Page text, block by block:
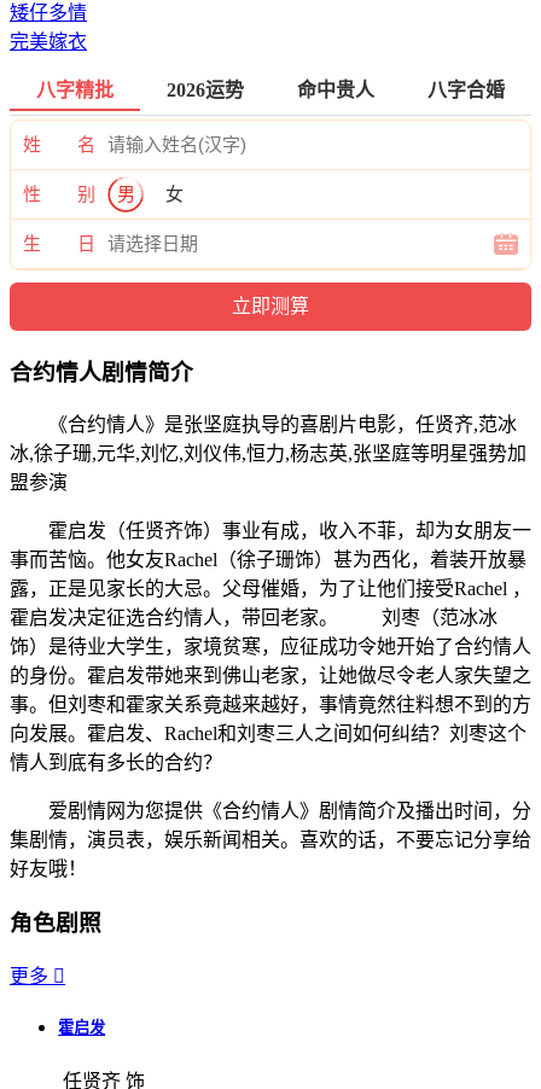
矮仔多情
完美嫁衣
八字精批 2026运势 命中贵人 八字合婚
姓 名
性 别 男 女
生 日
合约情人剧情简介
《合约情人》是张坚庭执导的喜剧片电影，任贤齐,范冰
冰,徐子珊,元华,刘忆,刘仪伟,恒力,杨志英,张坚庭等明星强势加
盟参演
霍启发（任贤齐饰）事业有成，收入不菲，却为女朋友一
事而苦恼。他女友Rachel（徐子珊饰）甚为西化，着装开放暴
露，正是见家长的大忌。父母催婚，为了让他们接受Rachel ，
霍启发决定征选合约情人，带回老家。 刘枣（范冰冰
饰）是待业大学生，家境贫寒，应征成功令她开始了合约情人
的身份。霍启发带她来到佛山老家，让她做尽令老人家失望之
事。但刘枣和霍家关系竟越来越好，事情竟然往料想不到的方
向发展。霍启发、Rachel和刘枣三人之间如何纠结？刘枣这个
情人到底有多长的合约？
爱剧情网为您提供《合约情人》剧情简介及播出时间，分
集剧情，演员表，娱乐新闻相关。喜欢的话，不要忘记分享给
好友哦！
角色剧照
更多 
霍启发
任贤齐 饰